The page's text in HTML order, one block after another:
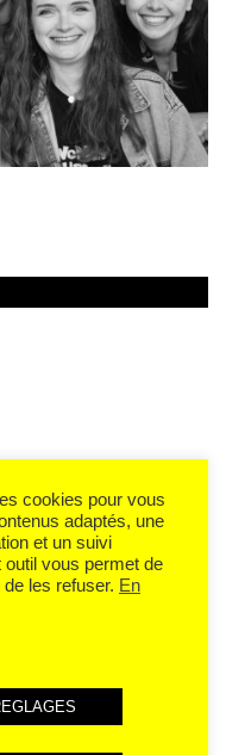
cookies pour vous
adaptés, une
et un suivi
outil vous permet de
les refuser. En